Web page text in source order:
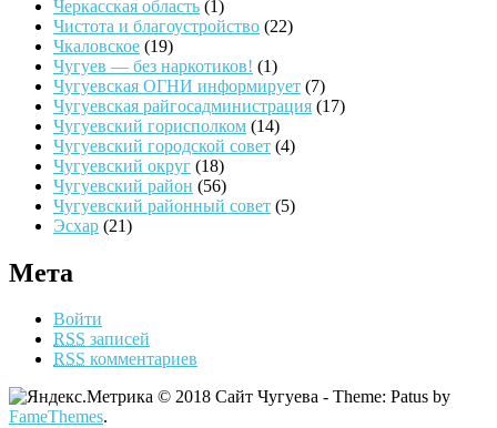
Черкасская область (1)
Чистота и благоустройство (22)
Чкаловское (19)
Чугуев — без наркотиков! (1)
Чугуевская ОГНИ информирует (7)
Чугуевская райгосадминистрация (17)
Чугуевский горисполком (14)
Чугуевский городской совет (4)
Чугуевский округ (18)
Чугуевский район (56)
Чугуевский районный совет (5)
Эсхар (21)
Мета
Войти
RSS записей
RSS комментариев
© 2018 Сайт Чугуева - Theme: Patus by
FameThemes.